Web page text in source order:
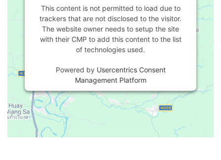
This content is not permitted to load due to
trackers that are not disclosed to the visitor.
The website owner needs to setup the site
with their CMP to add this content to the list
of technologies used.
Powered by Usercentrics Consent
Management Platform